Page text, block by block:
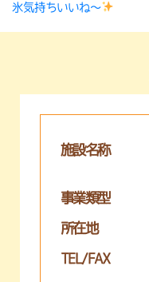
氷気持ちいいね〜
施設名称
事業類型
所在地
TEL/FAX